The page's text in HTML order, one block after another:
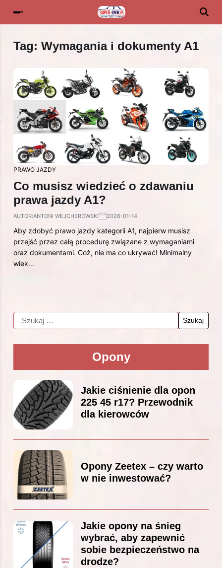
Tag: Wymagania i dokumenty A1
PRAWO JAZDY
Co musisz wiedzieć o zdawaniu
prawa jazdy A1?
AUTOR:ANTONI WEJCHEROWSKI 2026-01-14
Aby zdobyć prawo jazdy kategorii A1, najpierw musisz
przejść przez całą procedurę związane z wymaganiami
oraz dokumentami. Cóż, nie ma co ukrywać! Minimalny
wiek…
Opony
Jakie ciśnienie dla opon
225 45 r17? Przewodnik
dla kierowców
Opony Zeetex – czy warto
w nie inwestować?
Jakie opony na śnieg
wybrać, aby zapewnić
sobie bezpieczeństwo na
drodze?